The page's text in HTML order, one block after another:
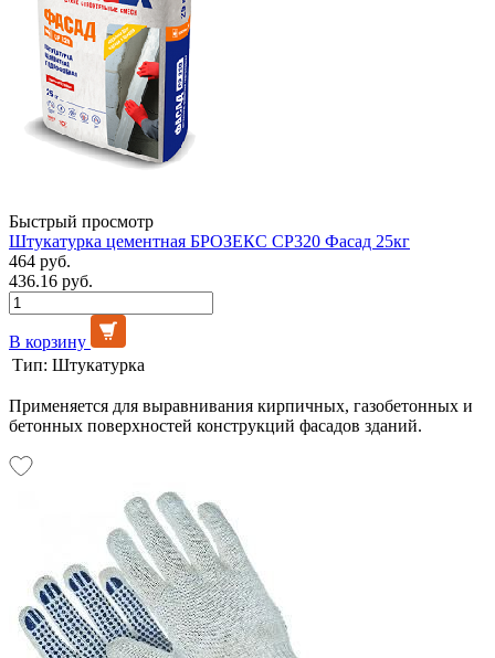
Быстрый просмотр
Штукатурка цементная БРОЗЕКС CP320 Фасад 25кг
464 руб.
436.16 руб.
В корзину
Тип: Штукатурка
Применяется для выравнивания кирпичных, газобетонных и
бетонных поверхностей конструкций фасадов зданий.